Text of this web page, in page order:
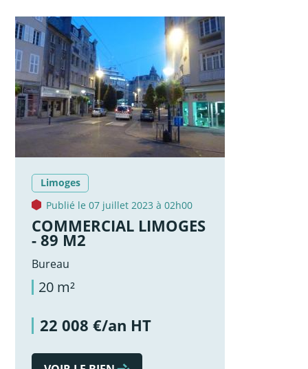
Limoges
Publié le 07 juillet 2023 à 02h00
COMMERCIAL LIMOGES
- 89 M2
Bureau
20 m²
22 008 €/an HT